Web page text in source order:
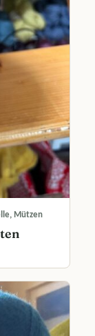
Mützen